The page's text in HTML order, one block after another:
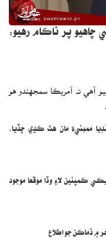
چاهيو پر ناڪام رهيو:
آهي ته آمريڪا سمجهندو هو
هاردِڪ پانڊيا ممبئيءَ مان هٿ ڪڍي ڇڏيا،
ڪمپنين لاءِ وڏا موقعا موجود
۾ ڌماڪن جو اطلاع